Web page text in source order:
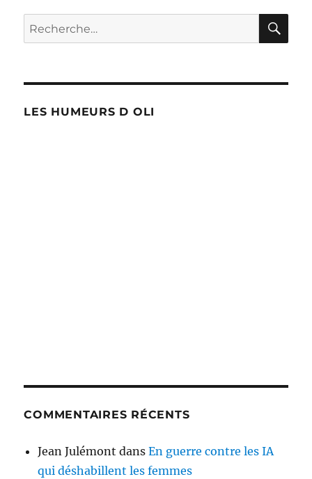
E
Recherche
pour :
LES HUMEURS D OLI
COMMENTAIRES RÉCENTS
Jean Julémont dansEn guerre contre les IA
qui déshabillent les femmes